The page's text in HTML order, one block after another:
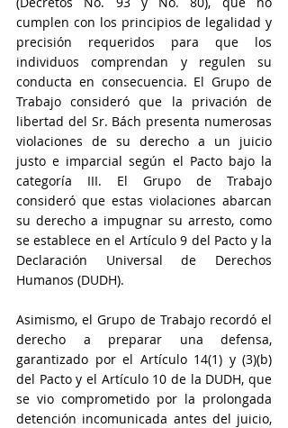
cumplen con los principios de legalidad y
precisión requeridos para que los
individuos comprendan y regulen su
conducta en consecuencia. El Grupo de
Trabajo consideró que la privación de
libertad del Sr. Bách presenta numerosas
violaciones de su derecho a un juicio
justo e imparcial según el Pacto bajo la
categoría III. El Grupo de Trabajo
consideró que estas violaciones abarcan
su derecho a impugnar su arresto, como
se establece en el Artículo 9 del Pacto y la
Declaración Universal de Derechos
Humanos (DUDH).
Asimismo, el Grupo de Trabajo recordó el
derecho a preparar una defensa,
garantizado por el Artículo 14(1) y (3)(b)
del Pacto y el Artículo 10 de la DUDH, que
se vio comprometido por la prolongada
detención incomunicada antes del juicio,